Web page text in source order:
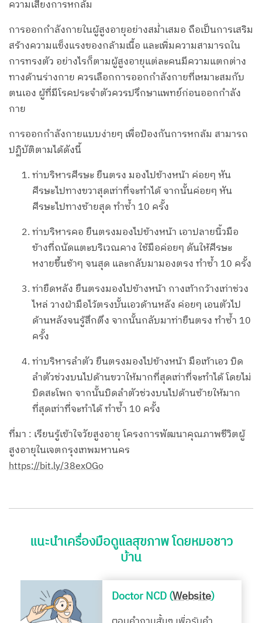
ความเสี่ยงการหกล้ม
การออกกำลังกายในผู้สูงอายุอย่างสม่ำเสมอ ถือเป็นการเสริม
สร้างความแข็งแรงของกล้ามเนื้อ และเพิ่มความสามารถใน
การทรงตัว อย่างไรก็ตามผู้สูงอายุแต่ละคนมีความแตกต่าง
ทางด้านร่างกาย ควรเลือกการออกกำลังกายที่เหมาะสมกับ
ตนเอง ผู้ที่มีโรคประจำตัวควรปรึกษาแพทย์ก่อนออกกำลัง
กาย
การออกกำลังกายแบบง่ายๆ เพื่อป้องกันการหกล้ม สามารถ
ปฏิบัติตามได้ดังนี้
ท่าบริหารศีรษะ ยืนตรง มองไปข้างหน้า ค่อยๆ หัน
ศีรษะไปทางขวาสุดเท่าที่จะทำได้ จากนั้นค่อยๆ หัน
ศีรษะไปทางซ้ายสุด ทำซ้ำ 10 ครั้ง
ท่าบริหารคอ ยืนตรงมองไปข้างหน้า เอาปลายนิ้วมือ
ข้างที่ถนัดแตะบริเวณคาง ใช้มือค่อยๆ ดันให้ศีรษะ
หงายขึ้นช้าๆ จนสุด และกลับมามองตรง ทำซ้ำ 10 ครั้ง
ท่ายืดหลัง ยืนตรงมองไปข้างหน้า กางเท้ากว้างเท่าช่วง
ไหล่ วางฝ่ามือไว้ตรงบั้นเอวด้านหลัง ค่อยๆ เอนตัวไป
ด้านหลังจนรู้สึกตึง จากนั้นกลับมาท่ายืนตรง ทำซ้ำ 10
ครั้ง
ท่าบริหารลำตัว ยืนตรงมองไปข้างหน้า มือเท้าเอว บิด
ลำตัวช่วงบนไปด้านขวาให้มากที่สุดเท่าที่จะทำได้ โดยไม่
บิดสะโพก จากนั้นบิดลำตัวช่วงบนไปด้านซ้ายให้มาก
ที่สุดเท่าที่จะทำได้ ทำซ้ำ 10 ครั้ง
ที่มา : เรียนรู้เข้าใจวัยสูงอายุ โครงการพัฒนาคุณภาพชีวิตผู้
สูงอายุในเจตกรุงเทพมหานคร
https://bit.ly/38exOGo
แนะนำเครื่องมือดูแลสุขภาพ โดยหมอชาว
บ้าน
Doctor NCD (Website)